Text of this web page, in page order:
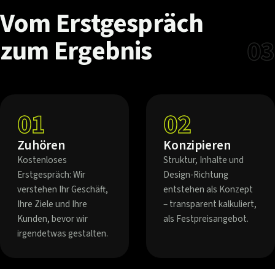
Vom Erstgespräch
zum Ergebnis
03
01
Zuhören
Kostenloses
Erstgespräch: Wir
verstehen Ihr Geschäft,
Ihre Ziele und Ihre
Kunden, bevor wir
irgendetwas gestalten.
02
Konzipieren
Struktur, Inhalte und
Design-Richtung
entstehen als Konzept
– transparent kalkuliert,
als Festpreisangebot.